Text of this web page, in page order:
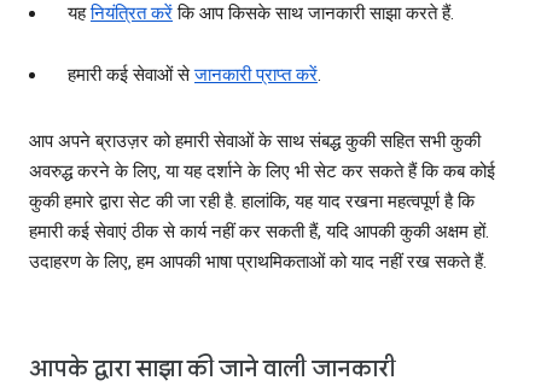
यहनियंत्रित करेंकि आप किसके साथ जानकारी साझा करते हैं.
हमारी कई सेवाओं सेजानकारी प्राप्त करें.
आप अपने ब्राउज़र को हमारी सेवाओं के साथ संबद्ध कुकी सहित सभी कुकी
अवरुद्ध करने के लिए, या यह दर्शाने के लिए भी सेट कर सकते हैं कि कब कोई
कुकी हमारे द्वारा सेट की जा रही है. हालांकि, यह याद रखना महत्‍वपूर्ण है कि
हमारी कई सेवाएं ठीक से कार्य नहीं कर सकती हैं, यदि आपकी कुकी अक्षम हों.
उदाहरण के लिए, हम आपकी भाषा प्राथमिकताओं को याद नहीं रख सकते हैं.
आपके द्वारा साझा की जाने वाली जानकारी